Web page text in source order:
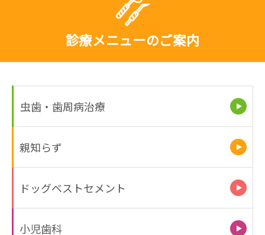
診療メニューのご案内
虫歯・歯周病治療
親知らず
ドッグベストセメント
小児歯科